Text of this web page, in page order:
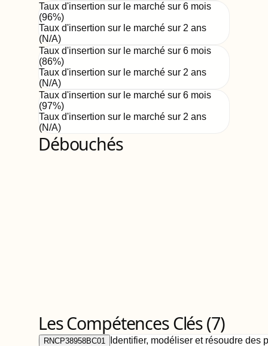
Taux d'insertion sur le marché sur 6 mois
(96%)
Taux d'insertion sur le marché sur 2 ans
(N/A)
Taux d'insertion sur le marché sur 6 mois
(86%)
Taux d'insertion sur le marché sur 2 ans
(N/A)
Taux d'insertion sur le marché sur 6 mois
(97%)
Taux d'insertion sur le marché sur 2 ans
(N/A)
Débouchés
Les Compétences Clés (7)
RNCP38958BC01 Identifier, modéliser et résoudre des